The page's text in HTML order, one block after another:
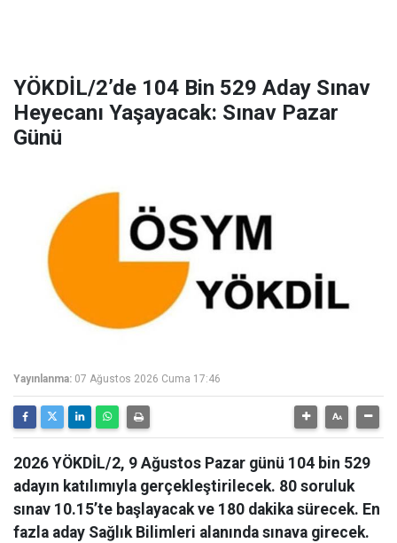
YÖKDİL/2’de 104 Bin 529 Aday Sınav
Heyecanı Yaşayacak: Sınav Pazar
Günü
Yayınlanma: 07 Ağustos 2026 Cuma 17:46
2026 YÖKDİL/2, 9 Ağustos Pazar günü 104 bin 529
adayın katılımıyla gerçekleştirilecek. 80 soruluk
sınav 10.15’te başlayacak ve 180 dakika sürecek. En
fazla aday Sağlık Bilimleri alanında sınava girecek.